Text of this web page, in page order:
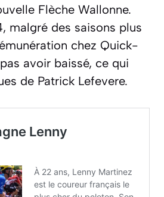
Flèche Wallonne.
malgré des saisons plus
chez Quick-
avoir baissé, ce qui
de Patrick Lefevere.